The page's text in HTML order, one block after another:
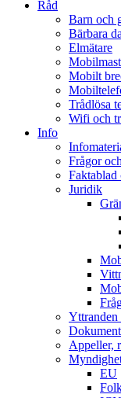
Råd
Barn och
Bärbara
Elmätare
Mobilt
Trådlösa
Wifi och
Info
Frågor
Faktablad
Juridik
Yttranden
Appeller,
EU